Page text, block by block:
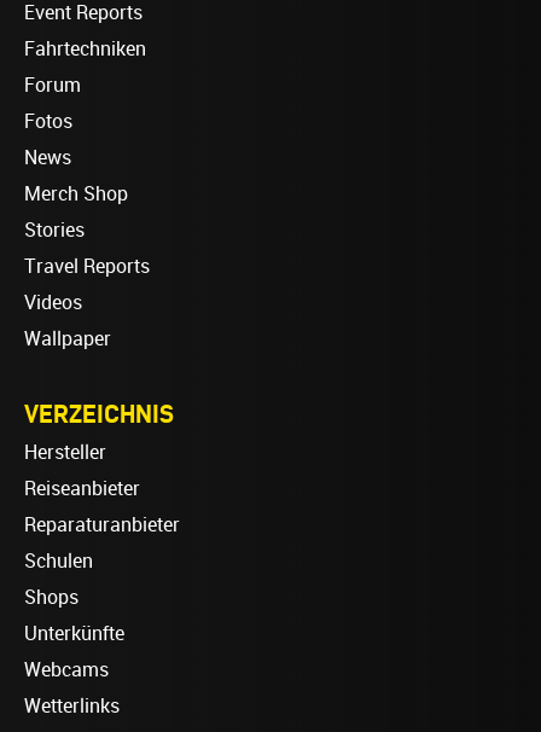
Event Reports
Fahrtechniken
Forum
Fotos
News
Merch Shop
Stories
Travel Reports
Videos
Wallpaper
VERZEICHNIS
Hersteller
Reiseanbieter
Reparaturanbieter
Schulen
Shops
Unterkünfte
Webcams
Wetterlinks